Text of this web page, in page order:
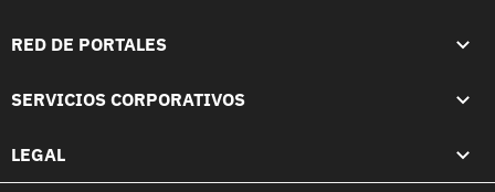
RED DE PORTALES
SERVICIOS CORPORATIVOS
LEGAL